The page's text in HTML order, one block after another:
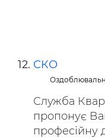
СКО
Служба
пропонує
професійну